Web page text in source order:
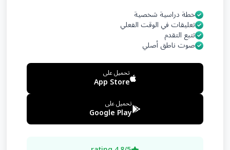
خطة دراسية شخصية
تعليقات في الوقت الفعلي
تتبع التقدم
صوت ناطق أصلي
تحميل على
App Store
تحميل على
Google Play